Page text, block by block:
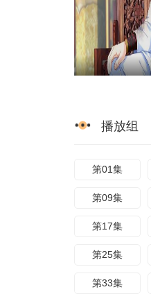
播放组
第01集
第09集
第17集
第25集
第33集